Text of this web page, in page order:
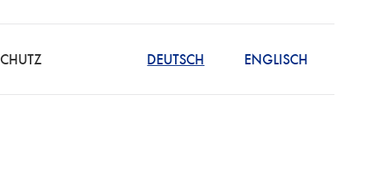
DIE
ENGLISCH
DEUTSCH